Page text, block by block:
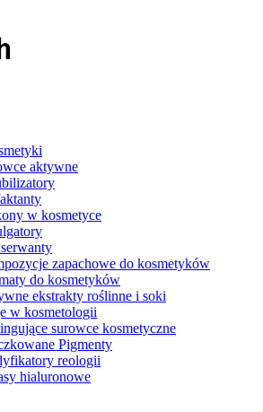
aktywne
w kosmetyce
zapachowe do kosmetyków
do kosmetyków
ekstrakty roślinne i soki
w kosmetologii
surowce kosmetyczne
Pigmenty
reologii
hialuronowe